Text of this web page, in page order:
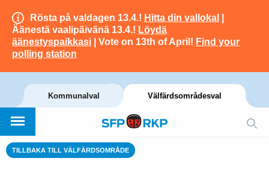
Rösta på valdagen 13.4.! Hitta din vallokal
Äänestä vaalipäivänä 13.4.! Löydä
äänestyspaikkasi | Vote on 13th of April! Find your
polling station
Kommunalval Välfärdsområdesval
TILLBAKA TILL VÄLFÄRDSOMRÅDE